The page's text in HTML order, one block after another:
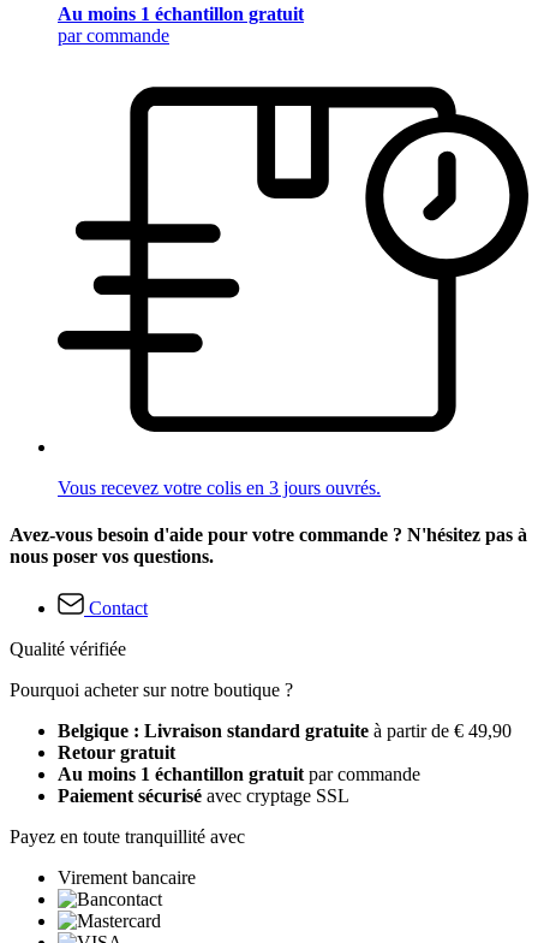
Au moins 1 échantillon gratuit
par commande
Vous recevez votre colis en 3 jours ouvrés.
Avez-vous besoin d'aide pour votre commande ? N'hésitez pas à
nous poser vos questions.
Contact
Qualité vérifiée
Pourquoi acheter sur notre boutique ?
Belgique : Livraison standard gratuite à partir de € 49,90
Retour gratuit
Au moins 1 échantillon gratuit par commande
Paiement sécurisé avec cryptage SSL
Payez en toute tranquillité avec
Virement bancaire